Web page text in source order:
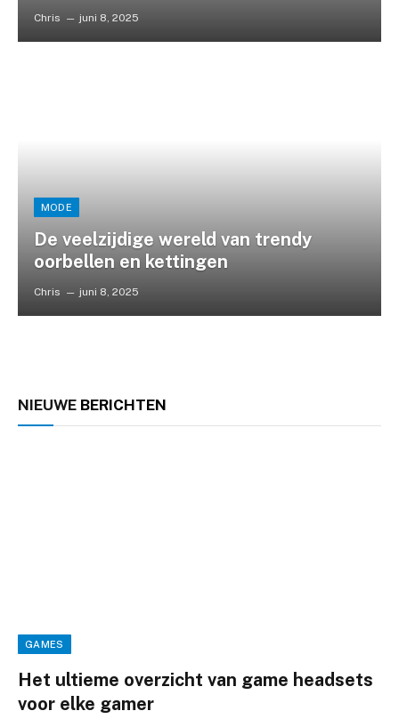
Chris juni 8, 2025
MODE
De veelzijdige wereld van trendy
oorbellen en kettingen
Chris juni 8, 2025
NIEUWE BERICHTEN
GAMES
Het ultieme overzicht van game headsets
voor elke gamer